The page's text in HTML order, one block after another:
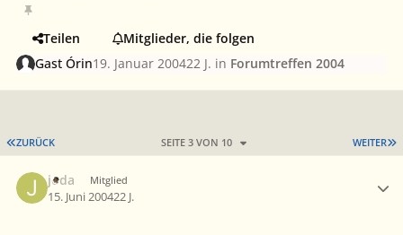
Teilen
Mitglieder, die folgen
Gast Órin19. Januar 200422 J. in Forumtreffen 2004
ERSTE SEITE
ZURÜCK WEITER
SEITE 3 VON 10
joda Mitglied
15. Juni 200422 J.